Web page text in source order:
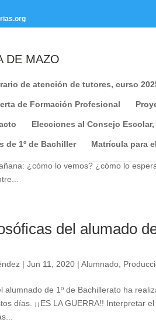
de terceros para recopilar
puede permitir su uso o
DE MAZO
de atención de tutores, curso
de Formación Profesional
Elecciones al Consejo
de 1º de Bachiller Matrícula para
¡¡Mañana
Jun 21, 2020 |Alumnado,
¿cómo lo vemos? ¿cómo lo
del alumado
|Jun 11, 2020 |Alumnado
alumnado de 1º de Bachillerato ha
días. ¡¡ES LA GUERRA!! Interpretar